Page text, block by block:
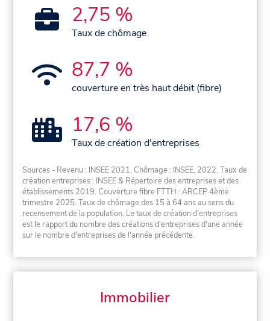
2,75 %
Taux de chômage
87,7 %
couverture en très haut débit (fibre)
17,6 %
Taux de création d'entreprises
Sources - Revenu : INSEE 2021, Chômage : INSEE, 2022. Taux de
création entreprises : INSEE & Répertoire des entreprises et des
établissements 2019. Couverture fibre FTTH : ARCEP 4ème
trimestre 2025. Taux de chômage des 15 à 64 ans au sens du
recensement de la population. Le taux de création d'entreprises
est le rapport du nombre des créations d'entreprises d'une année
sur le nombre d'entreprises de l'année précédente.
Immobilier